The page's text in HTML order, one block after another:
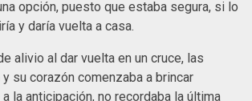
opción, puesto que estaba segura, si lo
y daría vuelta a casa.
alivio al dar vuelta en un cruce, las
su corazón comenzaba a brincar
la anticipación, no recordaba la última